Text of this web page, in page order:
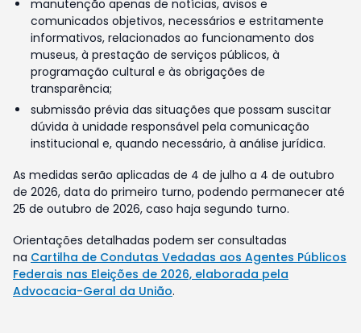
manutenção apenas de notícias, avisos e
comunicados objetivos, necessários e estritamente
informativos, relacionados ao funcionamento dos
museus, à prestação de serviços públicos, à
programação cultural e às obrigações de
transparência;
submissão prévia das situações que possam suscitar
dúvida à unidade responsável pela comunicação
institucional e, quando necessário, à análise jurídica.
As medidas serão aplicadas de 4 de julho a 4 de outubro
de 2026, data do primeiro turno, podendo permanecer até
25 de outubro de 2026, caso haja segundo turno.
Orientações detalhadas podem ser consultadas
na Cartilha de Condutas Vedadas aos Agentes Públicos
Federais nas Eleições de 2026, elaborada pela
Advocacia-Geral da União.